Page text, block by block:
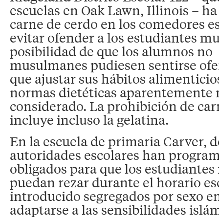
escuelas en Oak Lawn, Illinois –
carne de cerdo en los comedores
evitar ofender a los estudiantes
posibilidad de que los alumnos no
musulmanes pudiesen sentirse
que ajustar sus hábitos
normas dietéticas aparentemente
considerado. La prohibición de
incluye incluso la gelatina.
En la escuela de primaria Carver,
autoridades escolares han
obligados para que los
puedan rezar durante el horario
introducido segregados por sexo
adaptarse a las sensibilidades